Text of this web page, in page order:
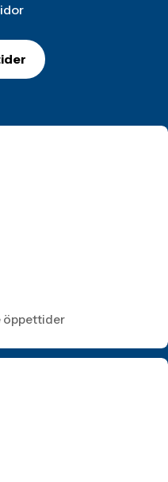
öppettider